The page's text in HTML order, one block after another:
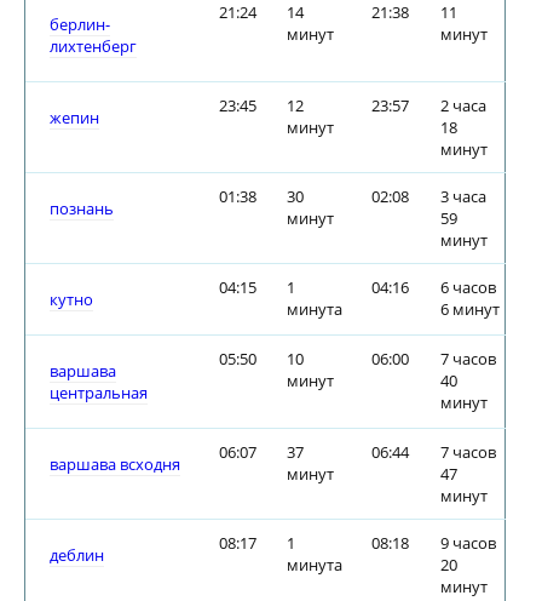
берлин-
лихтенберг
21:24
14
минут
21:38
11
минут
жепин
23:45
12
минут
23:57
2 часа
18
минут
познань
01:38
30
минут
02:08
3 часа
59
минут
кутно
04:15
1
минута
04:16
6 часов
6 минут
варшава
центральная
05:50
10
минут
06:00
7 часов
40
минут
варшава всходня
06:07
37
минут
06:44
7 часов
47
минут
деблин
08:17
1
минута
08:18
9 часов
20
минут